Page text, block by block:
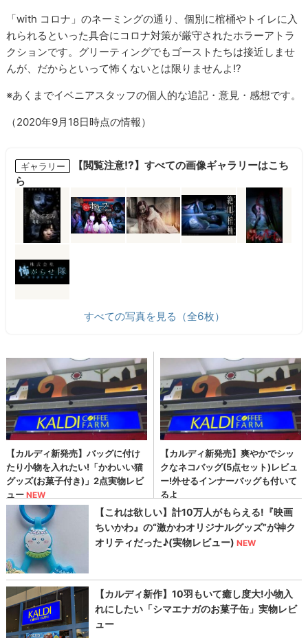
「with コロナ」のネーミングの通り、個別に棺桶やトイレに入
れられるといった具合にコロナ対策が厳守されたホラーアトラ
クションです。グリーティングでもゴーストたちは接近しませ
んが、だからといって怖くないとは限りませんよ!?
※あくまでイベニアスタッフの個人的な追記・意見・感想です。
（2020年9月18日時点の情報）
ギャラリー
【閲覧注意!?】すべての画像ギャラリーはこち
ら
すべての写真を見る（全6枚）